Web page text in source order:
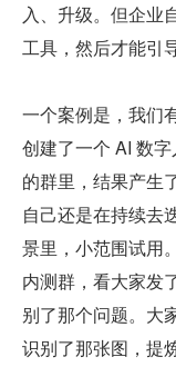
入、升级。但企业
工具，然后才能引
一个案例是，我们
创建了一个 AI 数
的群里，结果产生
自己还是在持续去
景里，小范围试用
内测群，看大家发
别了那个问题。大
识别了那张图，提